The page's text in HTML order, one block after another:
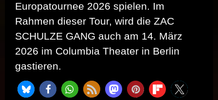
Europatournee 2026 spielen. Im
Rahmen dieser Tour, wird die ZAC
SCHULZE GANG auch am 14. März
2026 im Columbia Theater in Berlin
gastieren.